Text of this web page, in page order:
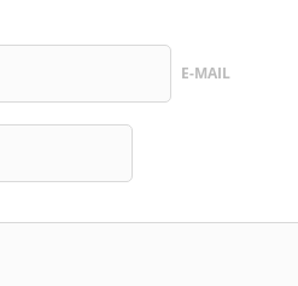
E-MAIL